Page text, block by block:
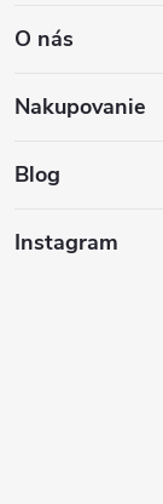
p
ä
O nás
Nakupovanie
Blog
Instagram